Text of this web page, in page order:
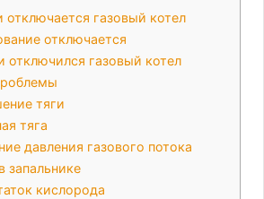
отключается газовый котел
отключается
отключился газовый котел
тяги
тяга
давления газового потока
запальнике
кислорода